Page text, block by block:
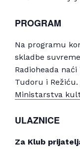
PROGRAM
Na programu
skladbe
Radioheada
Tudoru i
Ministarstva
ULAZNICE
Za Klub